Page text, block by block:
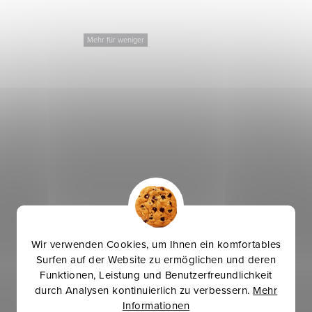
Wir verwenden Cookies, um Ihnen ein komfortables
Surfen auf der Website zu ermöglichen und deren
Funktionen, Leistung und Benutzerfreundlichkeit
durch Analysen kontinuierlich zu verbessern. Mehr
Informationen
Mehr für weniger
Kuschelsweat - Weiß
12 €
IN DEN WARENKORB